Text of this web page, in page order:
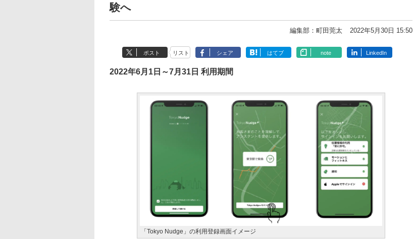
験へ
編集部：町田莞太 2022年5月30日 15:50
ポスト リスト シェア はてブ note LinkedIn
2022年6月1日～7月31日 利用期間
「Tokyo Nudge」の利用登録画面イメージ